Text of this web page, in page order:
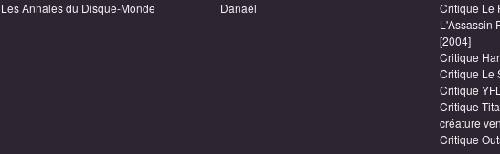
Les Annales du Disque-Monde
Danaël
Critique Le
L'Assassin
[2004]
Critique
Critique Le
Critique
Critique
créature
Critique